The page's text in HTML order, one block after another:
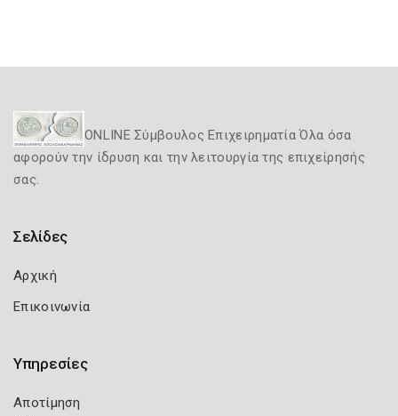
ONLINE Σύμβουλος Επιχειρηματία Όλα όσα
αφορούν την ίδρυση και την λειτουργία της επιχείρησής
σας.
Σελίδες
Αρχική
Επικοινωνία
Υπηρεσίες
Αποτίμηση